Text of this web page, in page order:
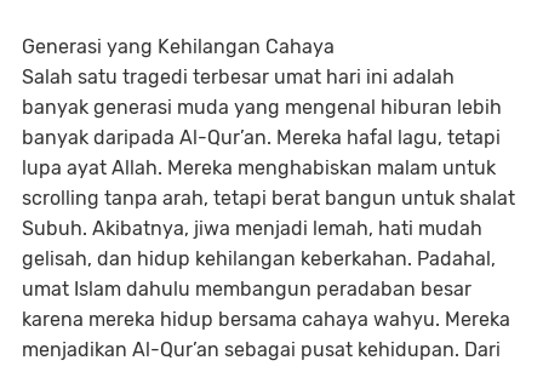
Generasi yang Kehilangan Cahaya
Salah satu tragedi terbesar umat hari ini adalah
banyak generasi muda yang mengenal hiburan lebih
banyak daripada Al-Qur’an. Mereka hafal lagu, tetapi
lupa ayat Allah. Mereka menghabiskan malam untuk
scrolling tanpa arah, tetapi berat bangun untuk shalat
Subuh. Akibatnya, jiwa menjadi lemah, hati mudah
gelisah, dan hidup kehilangan keberkahan. Padahal,
umat Islam dahulu membangun peradaban besar
karena mereka hidup bersama cahaya wahyu. Mereka
menjadikan Al-Qur’an sebagai pusat kehidupan. Dari